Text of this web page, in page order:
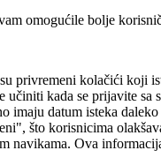
omogućile bolje
privremeni kolačići koji
kada se prijavite sa
imaju datum isteka
što korisnicima
navikama. Ova